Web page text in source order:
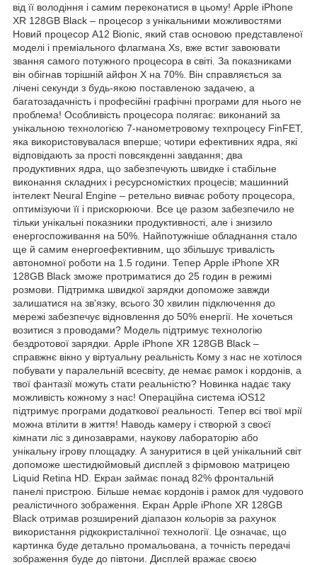
від її володіння і самим переконатися в цьому! Apple iPhone
XR 128GB Black – процесор з унікальними можливостями
Новий процесор A12 Bionic, який став основою представленої
моделі і преміального флагмана Xs, вже встиг завоювати
звання самого потужного процесора в світі. За показниками
він обігнав торішній айфон Х на 70%. Він справляється за
лічені секунди з будь-якою поставленою задачею, а
багатозадачність і професійні графічні програми для нього не
проблема! Особливість процесора полягає: виконаний за
унікальною технологією 7-нанометровому техпроцесу FinFET,
яка використовувалася вперше; чотири ефективних ядра, які
відповідають за прості повсякденні завдання; два
продуктивних ядра, що забезпечують швидке і стабільне
виконання складних і ресурсномістких процесів; машинний
інтелект Neural Engine – ретельно вивчає роботу процесора,
оптимізуючи її і прискорюючи. Все це разом забезпечило не
тільки унікальні показники продуктивності, але і знизило
енергоспоживання на 50%. Найпотужніше обладнання стало
ще й самим енергоефективним, що збільшує тривалість
автономної роботи на 1.5 години. Тепер Apple iPhone XR
128GB Black зможе протриматися до 25 годин в режимі
розмови. Підтримка швидкої зарядки допоможе завжди
залишатися на зв'язку, всього 30 хвилин підключення до
мережі забезпечує відновлення до 50% енергії. Не хочеться
возитися з проводами? Модель підтримує технологію
бездротової зарядки. Apple iPhone XR 128GB Black –
справжнє вікно у віртуальну реальність Кому з нас не хотілося
побувати у паралельній всесвіту, де немає рамок і кордонів, а
твої фантазії можуть стати реальністю? Новинка надає таку
можливість кожному з нас! Операційна система iOS12
підтримує програми додаткової реальності. Тепер всі твої мрії
можна втілити в життя! Наводь камеру і створюй з своєї
кімнати ліс з динозаврами, наукову лабораторію або
унікальну ігрову площадку. А зануритися в цей унікальний світ
допоможе шестидюймовый дисплей з фірмовою матрицею
Liquid Retina HD. Екран займає понад 82% фронтальній
панелі пристрою. Більше немає кордонів і рамок для чудового
реалістичного зображення. Екран Apple iPhone XR 128GB
Black отримав розширений діапазон кольорів за рахунок
використання рідкокристалічної технології. Це означає, що
картинка буде детально промальована, а точність передачі
зображення буде до півтони. Дисплей вражає своєю